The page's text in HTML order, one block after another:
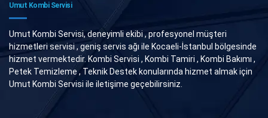
Umut Kombi Servisi
Umut Kombi Servisi, deneyimli ekibi , profesyonel müşteri
hizmetleri servisi , geniş servis ağı ile Kocaeli-İstanbul bölgesinde
hizmet vermektedir. Kombi Servisi , Kombi Tamiri , Kombi Bakımı ,
Petek Temizleme , Teknik Destek konularında hizmet almak için
Umut Kombi Servisi ile iletişime geçebilirsiniz.